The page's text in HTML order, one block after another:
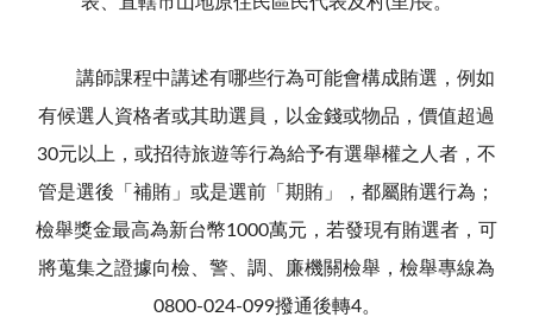
講師課程中講述有哪些行為可能會構成賄選，例如
有候選人資格者或其助選員，以金錢或物品，價值超過
30元以上，或招待旅遊等行為給予有選舉權之人者，不
管是選後「補賄」或是選前「期賄」，都屬賄選行為；
檢舉獎金最高為新台幣1000萬元，若發現有賄選者，可
將蒐集之證據向檢、警、調、廉機關檢舉，檢舉專線為
0800-024-099撥通後轉4。